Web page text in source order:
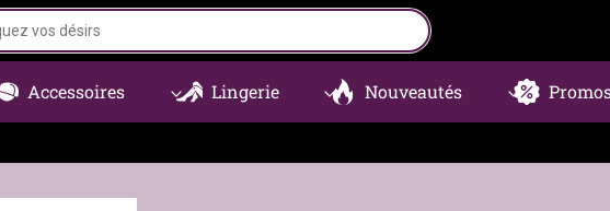
Accessoires Lingerie Nouveautés